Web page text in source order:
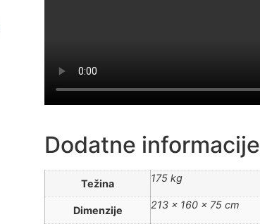
Dodatne informacije
Težina 175 kg
Dimenzije 213 × 160 × 75 cm